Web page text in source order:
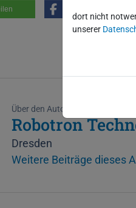
Über den Autor
Robotron
Dresden
Weitere Beiträge dieses
dort nicht
unserer